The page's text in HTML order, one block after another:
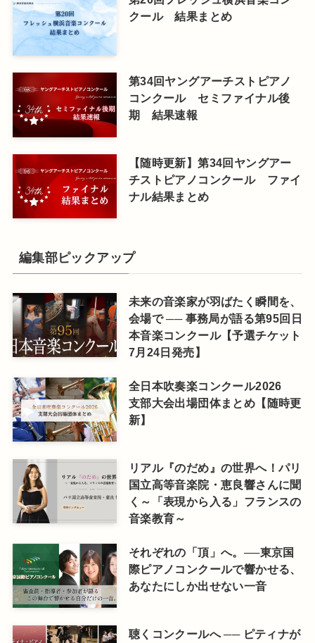
クール 結果まとめ
第34回ヤングアーチストピアノ
コンクール セミファイナル後
期 結果速報
【随時更新】第34回ヤングアー
チストピアノコンクール ファイ
ナル結果まとめ
編集部ピックアップ
未来の音楽家が羽ばたく瞬間を、
会場で ── 事務局が語る第95回日
本音楽コンクール【予選チケット
7月24日発売】
全日本吹奏楽コンクール2026
支部大会出場団体まとめ【随時更
新】
リアル『のだめ』の世界へ！パリ
国立高等音楽院・恵良響さんに聞
く～「表現から入る」フランスの
音楽教育～
それぞれの「頂」へ。──東京国
際ピアノコンクールで響かせる、
あなたにしか出せない一音
聴くコンクールへ ── ピティナが